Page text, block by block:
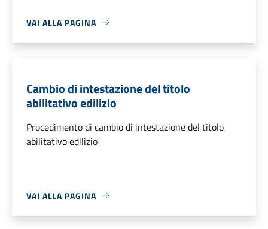
VAI ALLA PAGINA
Cambio di intestazione del titolo
abilitativo edilizio
Procedimento di cambio di intestazione del titolo
abilitativo edilizio
VAI ALLA PAGINA